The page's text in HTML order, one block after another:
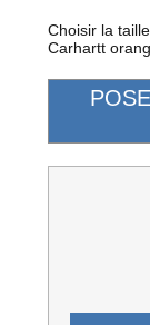
Choisir la
Carhartt